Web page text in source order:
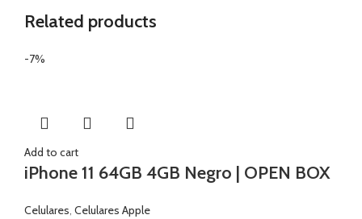
Related products
-7%
Add to cart
iPhone 11 64GB 4GB Negro | OPEN BOX
Celulares Celulares Apple